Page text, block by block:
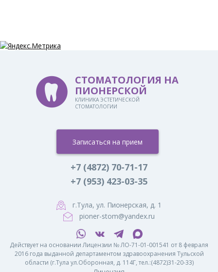
СТОМАТОЛОГИЯ НА
ПИОНЕРСКОЙ
КЛИНИКА ЭСТЕТИЧЕСКОЙ
СТОМАТОЛОГИИ
Записаться на прием
+7 (4872) 70-71-17
+7 (953) 423-03-35
г.Тула, ул. Пионерская, д. 1
pioner-stom@yandex.ru
Действует на основании Лицензии № ЛО-71-01-001541 от 8 февраля
2016 года выданной департаментом здравоохранения Тульской
области (г.Тула ул.Оборонная, д. 114Г, тел.:(4872)31-20-33)